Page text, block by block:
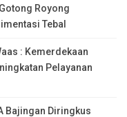
Royong
Tebal
: Kemerdekaan
Pelayanan
Bajingan Diringkus